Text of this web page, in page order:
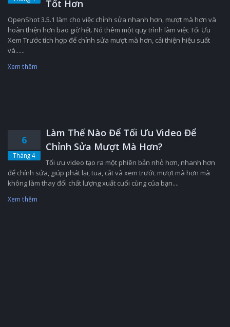
Tốt Hơn
OpenShot 3.5.1 làm cho việc chỉnh sửa nhanh hơn, mượt mà hơn và
hoàn thiện hơn bao giờ hết. Nó thêm một quy trình làm việc Tối Ưu
Xem Trước tích hợp để chỉnh sửa mượt mà hơn, cải thiện hiệu suất
và......
Xem thêm
6
Tháng 4
Làm Thế Nào Để Tối Ưu Video Để
Chỉnh Sửa Mượt Mà Hơn?
Tối ưu video tạo ra một phiên bản nhỏ hơn, nhanh hơn
để chỉnh sửa, giúp phát lại, tua, cắt và xem trước mượt mà hơn mà
không làm thay đổi chất lượng xuất cuối cùng của bạn....
Xem thêm